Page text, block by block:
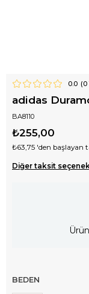
0.0 (0
adidas
BA8110
₺255,00
₺63,75 'den başlayan
Diğer taksit
BEDEN